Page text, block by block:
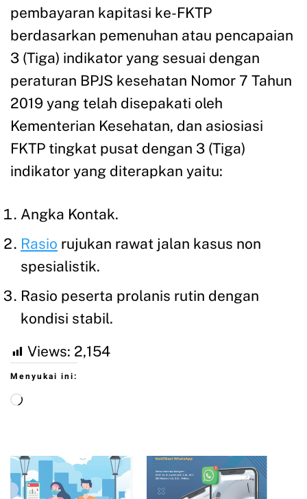
pembayaran kapitasi ke-FKTP
berdasarkan pemenuhan atau pencapaian
3 (Tiga) indikator yang sesuai dengan
peraturan BPJS kesehatan Nomor 7 Tahun
2019 yang telah disepakati oleh
Kementerian Kesehatan, dan asiosiasi
FKTP tingkat pusat dengan 3 (Tiga)
indikator yang diterapkan yaitu:
Angka Kontak.
Rasio rujukan rawat jalan kasus non
spesialistik.
Rasio peserta prolanis rutin dengan
kondisi stabil.
Views: 2,154
Menyukai ini: